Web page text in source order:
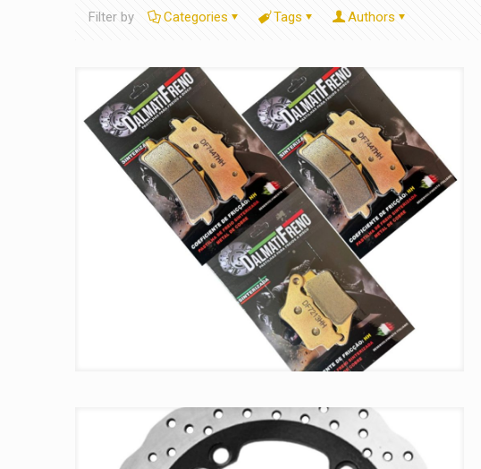
Filter by Categories Tags Authors